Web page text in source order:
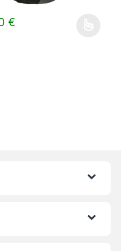
possono essere
€
prodotto ha più